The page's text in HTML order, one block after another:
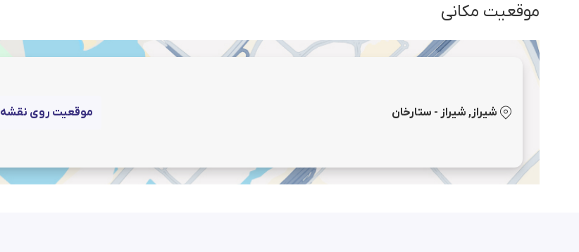
موقعیت مکانی
شیراز, شیراز - ستارخان موقعیت روی نقشه